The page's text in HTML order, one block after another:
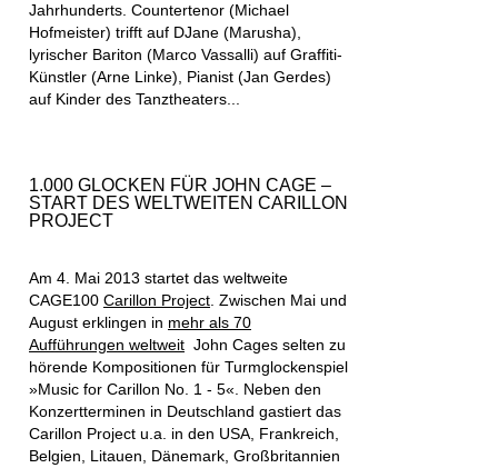
Jahrhunderts. Countertenor (Michael
Hofmeister) trifft auf DJane (Marusha),
lyrischer Bariton (Marco Vassalli) auf Graffiti-
Künstler (Arne Linke), Pianist (Jan Gerdes)
auf Kinder des Tanztheaters...
1.000 GLOCKEN FÜR JOHN CAGE –
START DES WELTWEITEN CARILLON
PROJECT
Am 4. Mai 2013 startet das weltweite
CAGE100 Carillon Project . Zwischen Mai und
August erklingen in mehr als 70
Aufführungen weltweit John Cages selten zu
hörende Kompositionen für Turmglockenspiel
»Music for Carillon No. 1 - 5«. Neben den
Konzertterminen in Deutschland gastiert das
Carillon Project u.a. in den USA, Frankreich,
Belgien, Litauen, Dänemark, Großbritannien